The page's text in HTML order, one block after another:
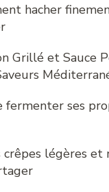
hacher
Grillé et Sauce
fermenter ses
légères et